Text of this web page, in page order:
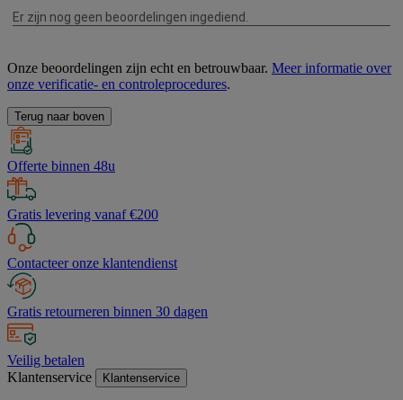
Onze beoordelingen zijn echt en betrouwbaar. Meer informatie over
onze verificatie- en controleprocedures.
Terug naar boven
Offerte binnen 48u
Gratis levering vanaf €200
Contacteer onze klantendienst
Gratis retourneren binnen 30 dagen
Veilig betalen
Klantenservice
Klantenservice